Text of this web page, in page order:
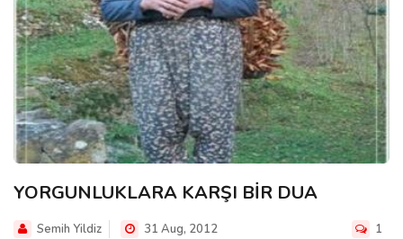
YORGUNLUKLARA KARŞI BİR DUA
Semih Yildiz 31 Aug, 2012 1